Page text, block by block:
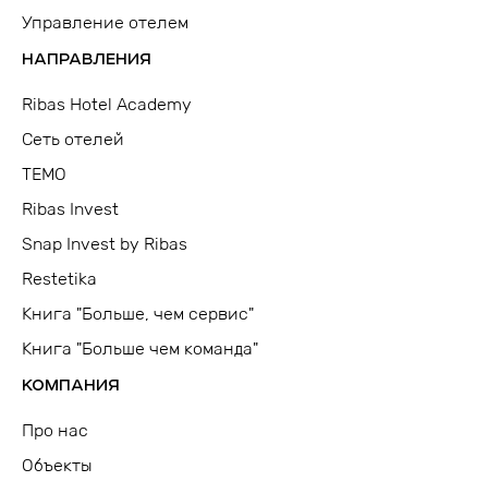
Управление отелем
НАПРАВЛЕНИЯ
Ribas Hotel Academy
Сеть отелей
TEMO
Ribas Invest
Snap Invest by Ribas
Restetika
Книга "Больше, чем сервис"
Книга "Больше чем команда"
КОМПАНИЯ
Про нас
Объекты